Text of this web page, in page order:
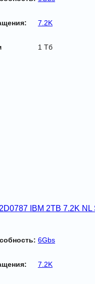
7.2K
1 Тб
IBM 2TB 7.2K NL
6Gbs
7.2K